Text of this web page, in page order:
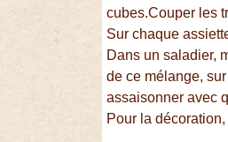
cubes.Couper les
Sur chaque
Dans un saladier,
de ce mélange,
assaisonner avec
Pour la